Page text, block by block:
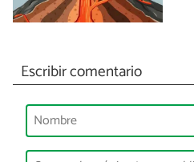
Escribir comentario